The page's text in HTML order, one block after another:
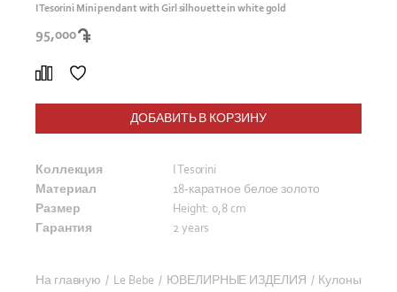
I Tesorini Mini pendant with Girl silhouette in white gold
95,000
ДОБАВИТЬ В КОРЗИНУ
Коллекция
I Tesorini
Материал
18-каратное белое золото
Размер
Height: 0,8 cm
Гарантия
2 years
На главную / Le Bebe / ЮВЕЛИРНЫЕ ИЗДЕЛИЯ / Кулоны